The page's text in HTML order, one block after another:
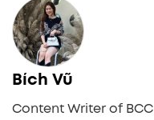
Bích Vũ
Content Writer of BCC